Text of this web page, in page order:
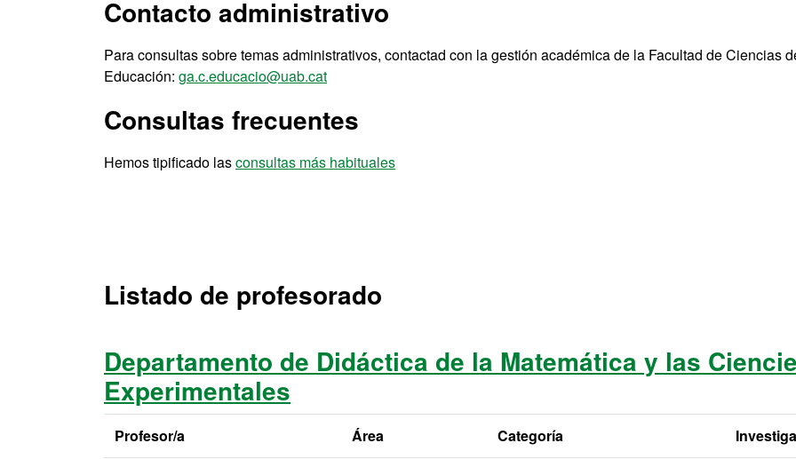
Contacto administrativo
Para consultas sobre temas administrativos, contactad con la gestión académica de la Facultad de Ciencias
Educación: ga.c.educacio@uab.cat
Consultas frecuentes
Hemos tipificado lasconsultas más habituales
Listado de profesorado
Departamento de Didáctica de la Matemática y las
Experimentales
Profesor/a Área Categoría